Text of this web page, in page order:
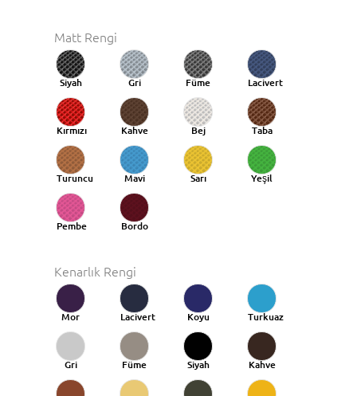
Matt Rengi
Siyah Gri Füme Lacivert
Kırmızı Kahve Bej Taba
Turuncu
Taba
Mavi Sarı Yeşil
Pembe Bordo
Kenarlık Rengi
Mor Lacivert
Koyu
Mavi
Turkuaz
Gri Füme Siyah Kahve